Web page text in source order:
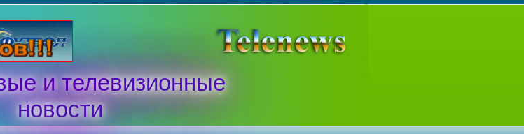
и телевизионные
новости